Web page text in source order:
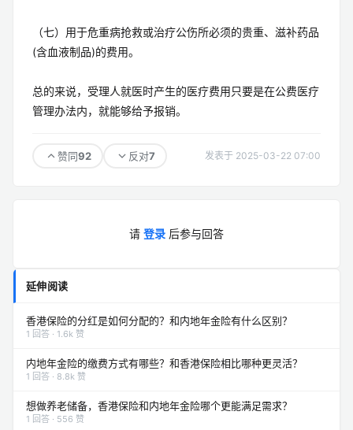
（七）用于危重病抢救或治疗公伤所必须的贵重、滋补药品
(含血液制品)的费用。
总的来说，受理人就医时产生的医疗费用只要是在公费医疗
管理办法内，就能够给予报销。
赞同92 反对7 发表于 2025-03-22 07:00
请 登录 后参与回答
延伸阅读
香港保险的分红是如何分配的？和内地年金险有什么区别？
1 回答 · 1.6k 赞
内地年金险的缴费方式有哪些？和香港保险相比哪种更灵活？
1 回答 · 8.8k 赞
想做养老储备，香港保险和内地年金险哪个更能满足需求？
1 回答 · 556 赞